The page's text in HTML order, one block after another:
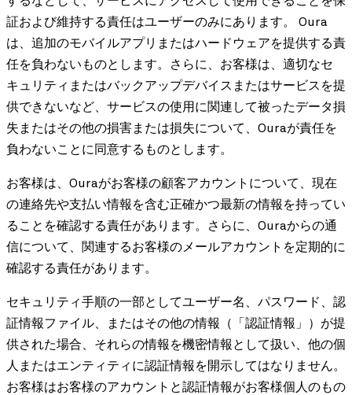
証および維持する責任はユーザーのみにあります。 Oura
は、追加のモバイルアプリまたはハードウェアを提供する責
任を負わないものとします。さらに、お客様は、適切なセ
キュリティまたはバックアップデバイスまたはサービスを提
供できないなど、サービスの使用に関連して被ったデータ損
失またはその他の損害または損失について、Ouraが責任を
負わないことに同意するものとします。
お客様は、Ouraがお客様の顧客アカウントについて、現在
の連絡先や支払い情報を含む正確かつ最新の情報を持ってい
ることを確認する責任があります。さらに、Ouraからの通
信について、関連するお客様のメールアカウントを定期的に
確認する責任があります。
セキュリティ手順の一部としてユーザー名、パスワード、認
証情報ファイル、またはその他の情報（「認証情報」）が提
供された場合、それらの情報を機密情報として扱い、他の個
人またはエンティティに認証情報を開示してはなりません。
お客様はお客様のアカウントと認証情報がお客様個人のもの